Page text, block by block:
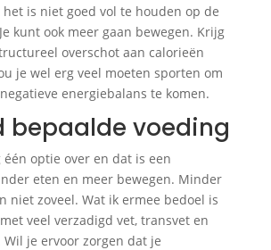
is niet goed vol te houden op de
kunt ook meer gaan bewegen. Krijg
overschot aan calorieën
je wel erg veel moeten sporten om
energiebalans te komen.
bepaalde voeding
optie over en dat is een
eten en meer bewegen. Minder
niet zoveel. Wat ik ermee bedoel is
veel verzadigd vet, transvet en
je ervoor zorgen dat je